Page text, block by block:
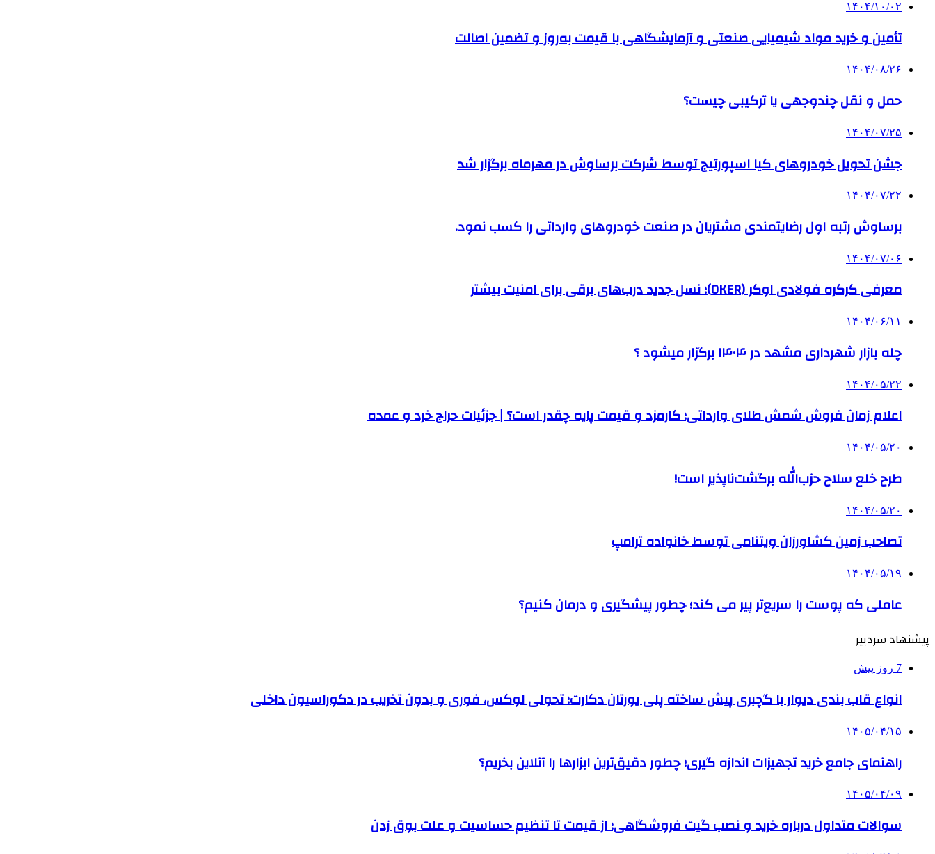
۱۴۰۴/۱۰/۰۲
تأمین و خرید مواد شیمیایی صنعتی و آزمایشگاهی با قیمت به‌روز و تضمین اصالت
۱۴۰۴/۰۸/۲۶
حمل و نقل چندوجهی یا ترکیبی چیست؟
۱۴۰۴/۰۷/۲۵
جشن تحویل خودروهای کیا اسپورتیج توسط شرکت برساوش در مهرماه برگزار شد
۱۴۰۴/۰۷/۲۲
برساوش رتبه اول رضایتمندی مشتریان در صنعت خودروهای وارداتی را کسب نمود.
۱۴۰۴/۰۷/۰۶
معرفی کرکره فولادی اوکر (OKER)؛ نسل جدید درب‌های برقی برای امنیت بیشتر
۱۴۰۴/۰۶/۱۱
چله بازار شهرداری مشهد در ۱۴۰۴ برگزار میشود ؟
۱۴۰۴/۰۵/۲۲
اعلام زمان فروش شمش طلای وارداتی؛ کارمزد و قیمت پایه چقدر است؟ | جزئیات حراج خرد و عمده
۱۴۰۴/۰۵/۲۰
طرح خلع سلاح حزب‌الله برگشت‌ناپذیر است!
۱۴۰۴/۰۵/۲۰
تصاحب زمین کشاورزان ویتنامی توسط خانواده ترامپ
۱۴۰۴/۰۵/۱۹
عاملی که پوست را سریع‌تر پیر می کند؛ چطور پیشگیری و درمان کنیم؟
پیشنهاد سردبیر
7 روز پیش
انواع قاب بندی دیوار با گچبری پیش ساخته پلی یورتان دکارت؛ تحولی لوکس، فوری و بدون تخریب در دکوراسیون داخلی
۱۴۰۵/۰۴/۱۵
راهنمای جامع خرید تجهیزات اندازه گیری؛ چطور دقیق‌ترین ابزارها را آنلاین بخریم؟
۱۴۰۵/۰۴/۰۹
سوالات متداول درباره خرید و نصب گیت فروشگاهی؛ از قیمت تا تنظیم حساسیت و علت بوق زدن